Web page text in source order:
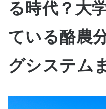
る時代？大
ている酪農
グシステム